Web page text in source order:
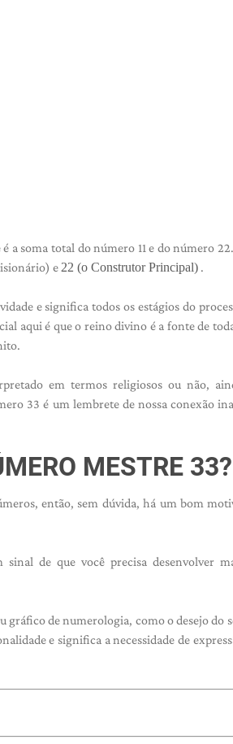
a soma total do número 11 e do número
e 22 (o Construtor Principal) .
e significa todos os estágios do
aqui é que o reino divino é a fonte de
em termos religiosos ou não,
33 é um lembrete de nossa conexão
MESTRE 33?
então, sem dúvida, há um bom
de que você precisa desenvolver
gráfico de numerologia, como o desejo do
e significa a necessidade de